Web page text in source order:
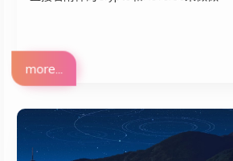
more...